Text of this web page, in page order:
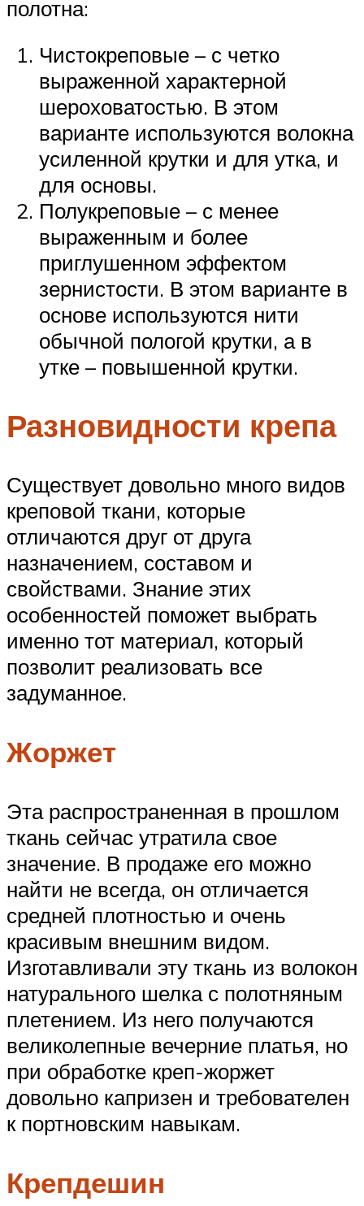
полотна:
Чистокреповые – с четко
выраженной характерной
шероховатостью. В этом
варианте используются волокна
усиленной крутки и для утка, и
для основы.
Полукреповые – с менее
выраженным и более
приглушенном эффектом
зернистости. В этом варианте в
основе используются нити
обычной пологой крутки, а в
утке – повышенной крутки.
Разновидности крепа
Существует довольно много видов
креповой ткани, которые
отличаются друг от друга
назначением, составом и
свойствами. Знание этих
особенностей поможет выбрать
именно тот материал, который
позволит реализовать все
задуманное.
Жоржет
Эта распространенная в прошлом
ткань сейчас утратила свое
значение. В продаже его можно
найти не всегда, он отличается
средней плотностью и очень
красивым внешним видом.
Изготавливали эту ткань из волокон
натурального шелка с полотняным
плетением. Из него получаются
великолепные вечерние платья, но
при обработке креп-жоржет
довольно капризен и требователен
к портновским навыкам.
Крепдешин